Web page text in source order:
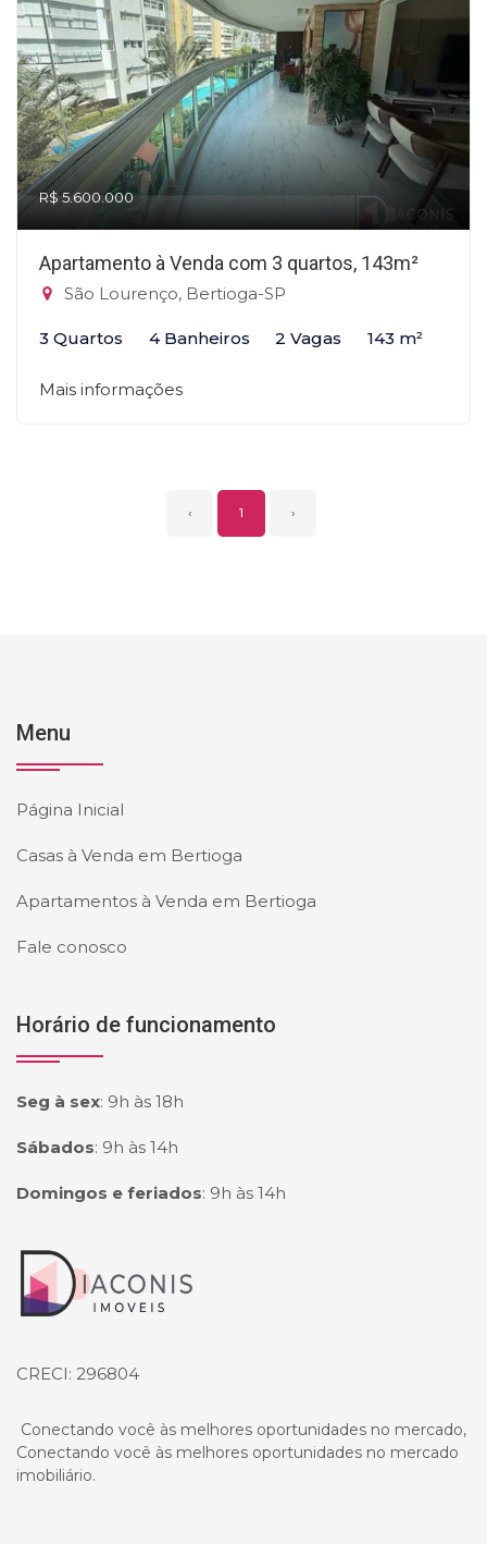
R$ 5.600.000
Apartamento à Venda com 3 quartos, 143m²
São Lourenço, Bertioga-SP
3 Quartos 4 Banheiros 2 Vagas 143 m²
Mais informações
‹ 1 ›
Menu
Página Inicial
Casas à Venda em Bertioga
Apartamentos à Venda em Bertioga
Fale conosco
Horário de funcionamento
Seg à sex: 9h às 18h
Sábados: 9h às 14h
Domingos e feriados: 9h às 14h
Página inicial
CRECI: 296804
Conectando você às melhores oportunidades no mercado,
Conectando você às melhores oportunidades no mercado
imobiliário.